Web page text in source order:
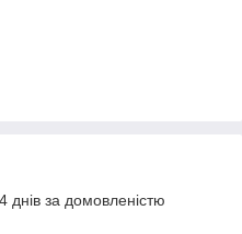
за домовленістю